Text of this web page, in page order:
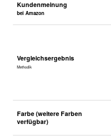
Kundenmeinung
bei Amazon
Vergleichsergebnis
Methodik
Farbe (weitere Farben
verfügbar)